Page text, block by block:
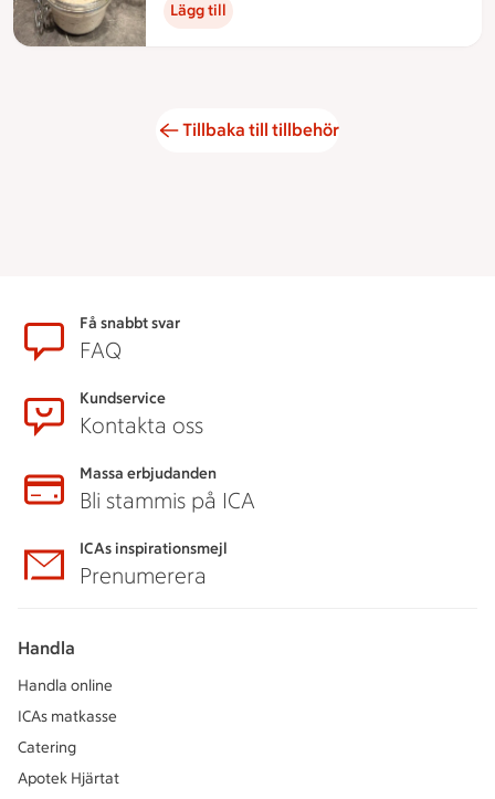
Lägg till
Tillbaka till tillbehör
SidfotFå snabbt svar
FAQ
Kundservice
Kontakta oss
Massa erbjudanden
Bli stammis på ICA
ICAs inspirationsmejl
Prenumerera
Handla
Handla online
ICAs matkasse
Catering
Apotek Hjärtat